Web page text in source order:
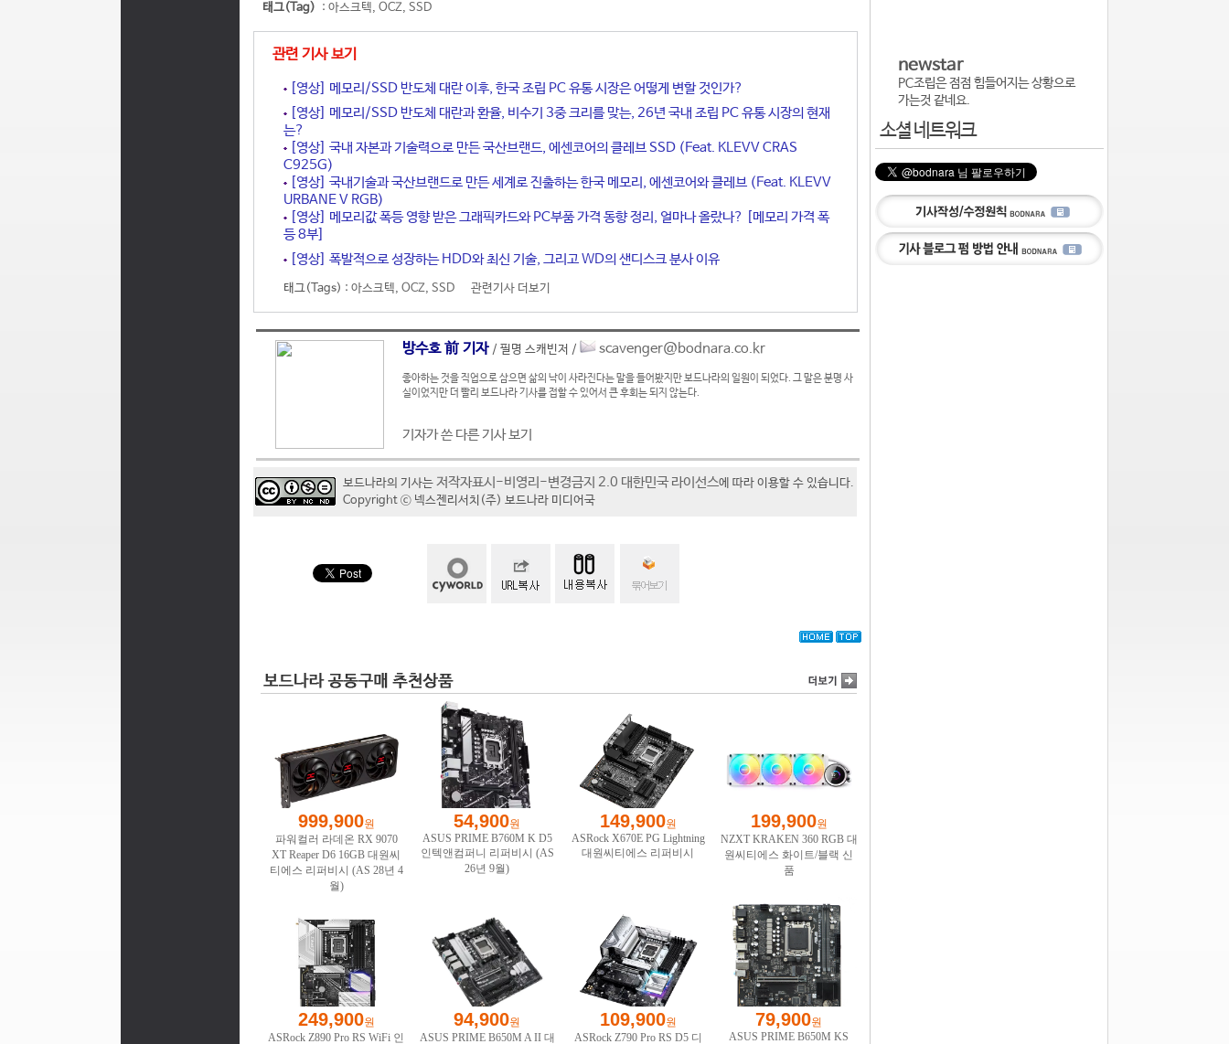
태그(Tag) : 아스크텍, OCZ, SSD
관련 기사 보기
[영상] 메모리/SSD 반도체 대란 이후, 한국 조립 PC 유통 시장은 어떻게 변할 것인가?
[영상] 메모리/SSD 반도체 대란과 환율, 비수기 3중 크리를 맞는, 26년 국내 조립 PC 유통 시장의 현재
는?
[영상] 국내 자본과 기술력으로 만든 국산브랜드, 에센코어의 클레브 SSD (Feat. KLEVV CRAS
C925G)
[영상] 국내기술과 국산브랜드로 만든 세계로 진출하는 한국 메모리, 에센코어와 클레브 (Feat. KLEVV
URBANE V RGB)
[영상] 메모리값 폭등 영향 받은 그래픽카드와 PC부품 가격 동향 정리, 얼마나 올랐나? [메모리 가격 폭
등 8부]
[영상] 폭발적으로 성장하는 HDD와 최신 기술, 그리고 WD의 샌디스크 분사 이유
태그(Tags) : 아스크텍, OCZ, SSD 관련기사 더보기
방수호 前 기자 / 필명 스캐빈저 / scavenger@bodnara.co.kr
좋아하는 것을 직업으로 삼으면 삶의 낙이 사라진다는 말을 들어봤지만 보드나라의 일원이 되었다. 그 말은 분명 사
실이었지만 더 빨리 보드나라 기사를 접할 수 있어서 큰 후회는 되지 않는다.
기자가 쓴 다른 기사 보기
보드나라의 기사는 저작자표시-비영리-변경금지 2.0 대한민국 라이선스에 따라 이용할 수 있습니다.
Copyright ⓒ 넥스젠리서치(주) 보드나라 미디어국
newstar
PC조립은 점점 힘들어지는 상황으로
가는것 같네요.
소셜 네트워크